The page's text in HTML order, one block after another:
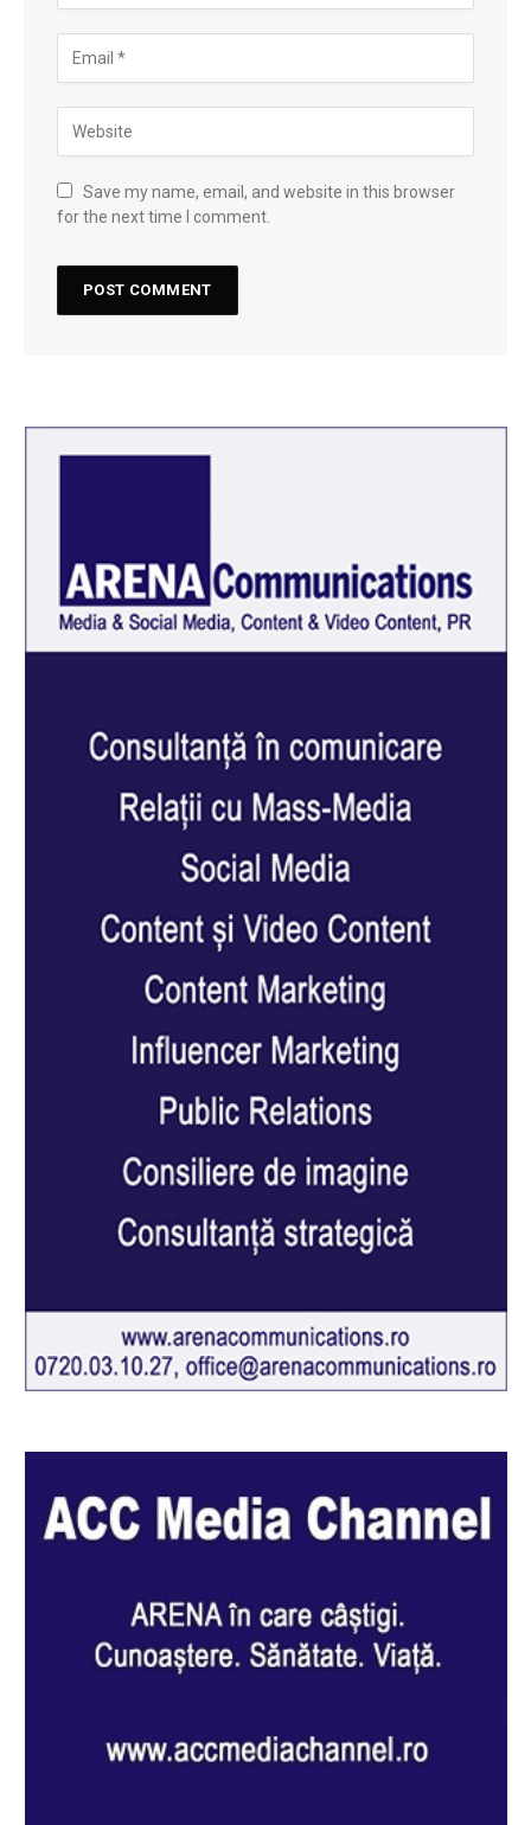
Save my name, email, and website in this browser
for the next time I comment.